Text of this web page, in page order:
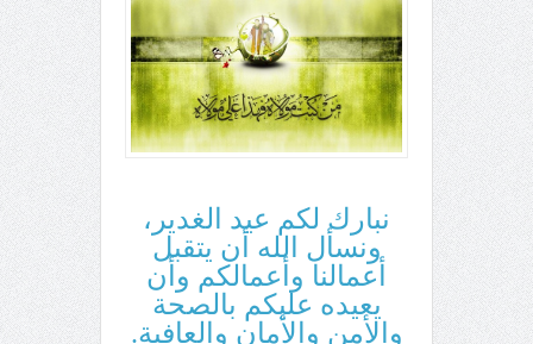
نبارك لكم عيد الغدير،
ونسأل الله أن يتقبل
أعمالنا وأعمالكم وأن
يعيده عليكم بالصحة
والأمن والأمان والعافية.